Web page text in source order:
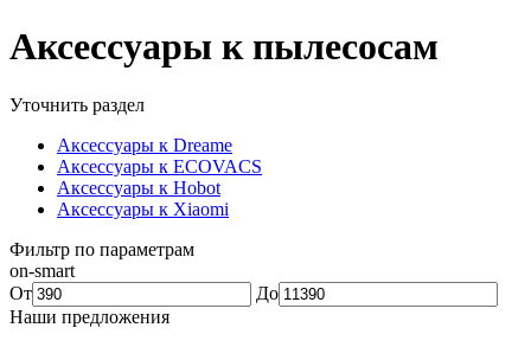
Аксессуары к пылесосам
Уточнить раздел
Аксессуары к Dreame
Аксессуары к ECOVACS
Аксессуары к Hobot
Аксессуары к Xiaomi
Фильтр по параметрам
on-smart
От
До
Наши предложения